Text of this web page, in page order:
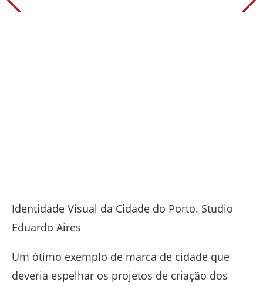
Identidade Visual da Cidade do Porto. Studio
Eduardo Aires
Um ótimo exemplo de marca de cidade que
deveria espelhar os projetos de criação dos